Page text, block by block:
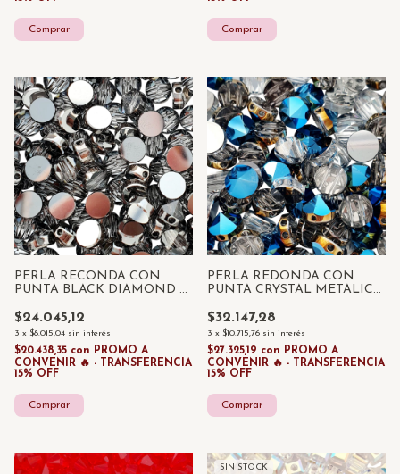
PERLA RECONDA CON
PUNTA BLACK DIAMOND 5
$24.045,12
3 x $8.015,04 sin interés
$20.438,35 con PROMO A
CONVENIR 🔥 - TRANSFERENCIA
15% OFF
PERLA REDONDA CON
PUNTA CRYSTAL METALIC
$32.147,28
3 x $10.715,76 sin interés
$27.325,19 con PROMO A
CONVENIR 🔥 - TRANSFERENCIA
15% OFF
SIN STOCK